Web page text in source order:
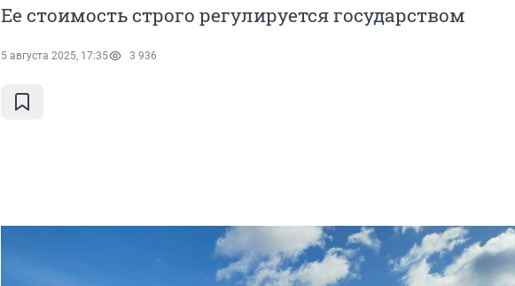
Ее стоимость строго регулируется государством
5 августа 2025, 17:35 3 936